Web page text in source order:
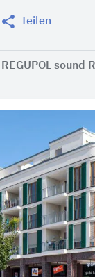
Teilen
REGUPOL sound